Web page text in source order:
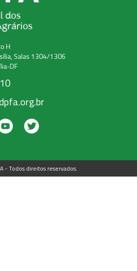
H
Salas 1304/1306
DF
- Todos direitos reservados.